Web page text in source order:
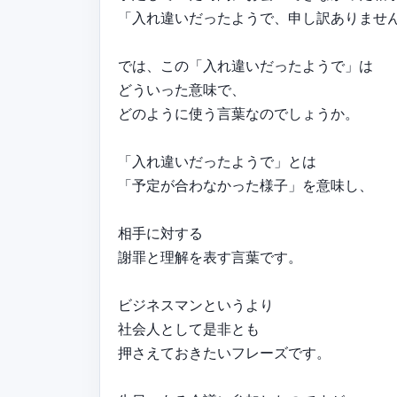
「入れ違いだったようで、申し訳ありませ
では、この「入れ違いだったようで」は
どういった意味で、
どのように使う言葉なのでしょうか。
「入れ違いだったようで」とは
「予定が合わなかった様子」を意味し、
相手に対する
謝罪と理解を表す言葉です。
ビジネスマンというより
社会人として是非とも
押さえておきたいフレーズです。